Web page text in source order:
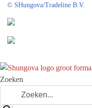
© SHungova/Tradeline B.V.
Zoeken